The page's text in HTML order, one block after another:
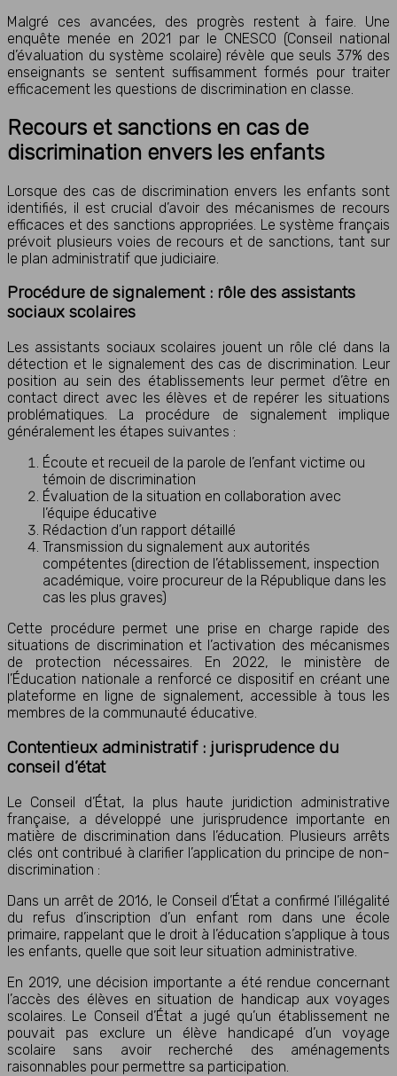
Malgré ces avancées, des progrès restent à faire. Une
enquête menée en 2021 par le CNESCO (Conseil national
d’évaluation du système scolaire) révèle que seuls 37% des
enseignants se sentent suffisamment formés pour traiter
efficacement les questions de discrimination en classe.
Recours et sanctions en cas de
discrimination envers les enfants
Lorsque des cas de discrimination envers les enfants sont
identifiés, il est crucial d’avoir des mécanismes de recours
efficaces et des sanctions appropriées. Le système français
prévoit plusieurs voies de recours et de sanctions, tant sur
le plan administratif que judiciaire.
Procédure de signalement : rôle des assistants
sociaux scolaires
Les assistants sociaux scolaires jouent un rôle clé dans la
détection et le signalement des cas de discrimination. Leur
position au sein des établissements leur permet d’être en
contact direct avec les élèves et de repérer les situations
problématiques. La procédure de signalement implique
généralement les étapes suivantes :
Écoute et recueil de la parole de l’enfant victime ou
témoin de discrimination
Évaluation de la situation en collaboration avec
l’équipe éducative
Rédaction d’un rapport détaillé
Transmission du signalement aux autorités
compétentes (direction de l’établissement, inspection
académique, voire procureur de la République dans les
cas les plus graves)
Cette procédure permet une prise en charge rapide des
situations de discrimination et l’activation des mécanismes
de protection nécessaires. En 2022, le ministère de
l’Éducation nationale a renforcé ce dispositif en créant une
plateforme en ligne de signalement, accessible à tous les
membres de la communauté éducative.
Contentieux administratif : jurisprudence du
conseil d’état
Le Conseil d’État, la plus haute juridiction administrative
française, a développé une jurisprudence importante en
matière de discrimination dans l’éducation. Plusieurs arrêts
clés ont contribué à clarifier l’application du principe de non-
discrimination :
Dans un arrêt de 2016, le Conseil d’État a confirmé l’illégalité
du refus d’inscription d’un enfant rom dans une école
primaire, rappelant que le droit à l’éducation s’applique à tous
les enfants, quelle que soit leur situation administrative.
En 2019, une décision importante a été rendue concernant
l’accès des élèves en situation de handicap aux voyages
scolaires. Le Conseil d’État a jugé qu’un établissement ne
pouvait pas exclure un élève handicapé d’un voyage
scolaire sans avoir recherché des aménagements
raisonnables pour permettre sa participation.